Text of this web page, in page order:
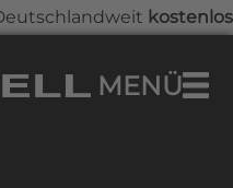
kostenlose
MENÜ